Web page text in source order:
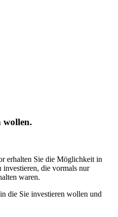
wollen.
erhalten Sie die Möglichkeit in
die vormals nur
waren.
die Sie investieren wollen und